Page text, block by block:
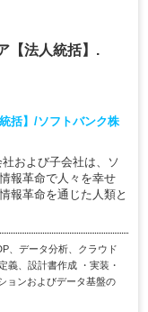
【法人統括】.
括】/ソフトバンク株
および子会社は、ソ
報革命で人々を幸せ
報革命を通じた人類と
、データ分析、クラウド
義、設計書作成 ・実装・
ョンおよびデータ基盤の